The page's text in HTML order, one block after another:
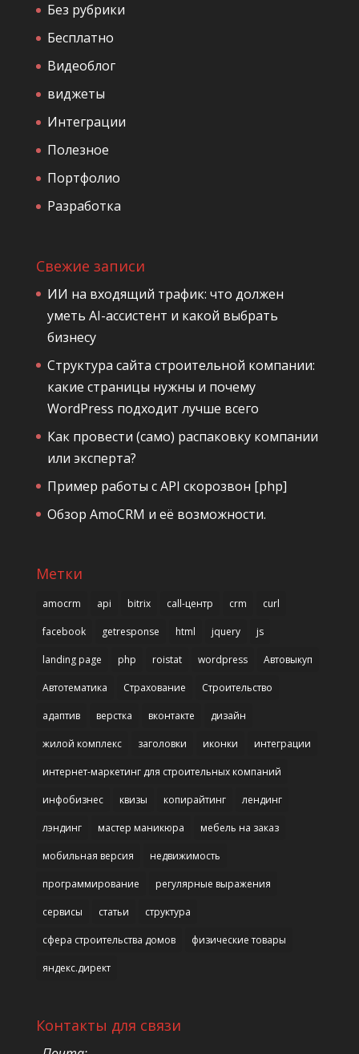
Без рубрики
Бесплатно
Видеоблог
виджеты
Интеграции
Полезное
Портфолио
Разработка
Свежие записи
ИИ на входящий трафик: что должен
уметь AI-ассистент и какой выбрать
бизнесу
Структура сайта строительной компании:
какие страницы нужны и почему
WordPress подходит лучше всего
Как провести (само) распаковку компании
или эксперта?
Пример работы с API скорозвон [php]
Обзор AmoCRM и её возможности.
Метки
amocrm api bitrix call-центр crm curl
facebook getresponse html jquery js
landing page php roistat wordpress Автовыкуп
Автотематика Страхование Строительство
адаптив верстка вконтакте дизайн
жилой комплекс заголовки иконки интеграции
интернет-маркетинг для строительных компаний
инфобизнес квизы копирайтинг лендинг
лэндинг мастер маникюра мебель на заказ
мобильная версия недвижимость
программирование регулярные выражения
сервисы статьи структура
сфера строительства домов физические товары
яндекс.директ
Контакты для связи